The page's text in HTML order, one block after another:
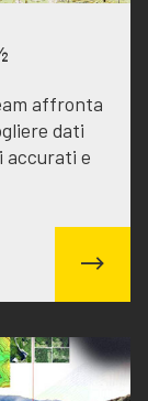
affronta
dati
accurati e